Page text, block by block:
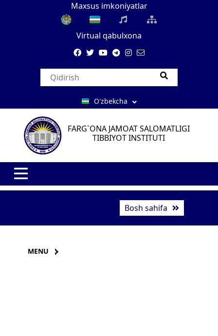
Maxsus imkoniyatlar
Virtual qabulxona
O'zbekcha
FARG`ONA JAMOAT SALOMATLIGI
TIBBIYOT INSTITUTI
Bosh sahifa
MENU